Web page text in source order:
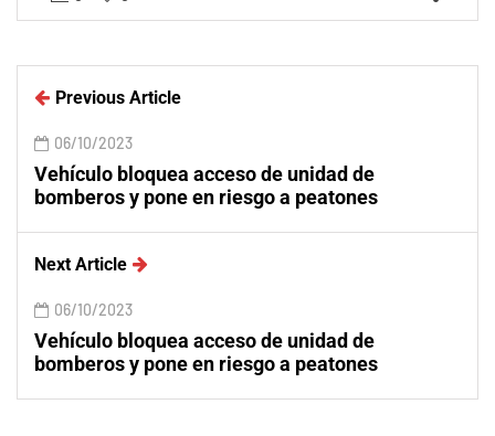
Previous Article
06/10/2023
Vehículo bloquea acceso de unidad de
bomberos y pone en riesgo a peatones
Next Article
06/10/2023
Vehículo bloquea acceso de unidad de
bomberos y pone en riesgo a peatones